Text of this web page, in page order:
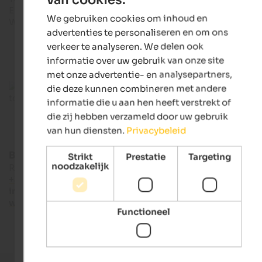
Web: schlosswelsperg.com
Bruneck Kronplatz tourism
Rathausplatz 7 - 39031 Bruneck
+39 0474 555722
info@bruneck.com
www.bruneck.com
We gebruiken cookies om inhoud en
advertenties te personaliseren en om ons
verkeer te analyseren. We delen ook
informatie over uw gebruik van onze site
met onze advertentie- en analysepartners,
die deze kunnen combineren met andere
informatie die u aan hen heeft verstrekt of
die zij hebben verzameld door uw gebruik
van hun diensten. Privacybeleid
Strikt
noodzakelijk
Prestatie Targeting
Functioneel